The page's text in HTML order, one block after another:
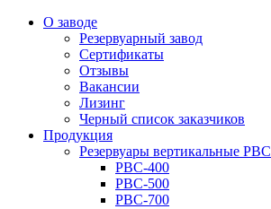
О заводе
Резервуарный завод
Сертификаты
Отзывы
Вакансии
Лизинг
Черный список заказчиков
Продукция
Резервуары вертикальные РВС
РВС-400
РВС-500
РВС-700